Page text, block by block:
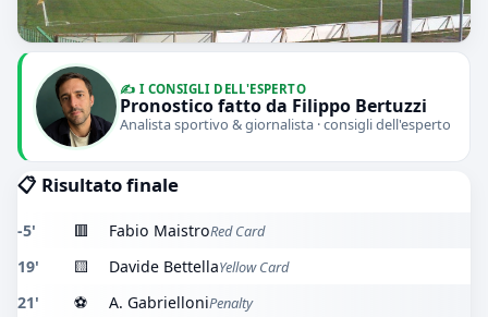
✍️ I CONSIGLI DELL'ESPERTO
Pronostico fatto da Filippo Bertuzzi
Analista sportivo & giornalista · consigli dell'esperto
📋 Risultato finale
-5' 🟥 Fabio MaistroRed Card
19' 🟨 Davide BettellaYellow Card
21' ⚽ A. GabrielloniPenalty